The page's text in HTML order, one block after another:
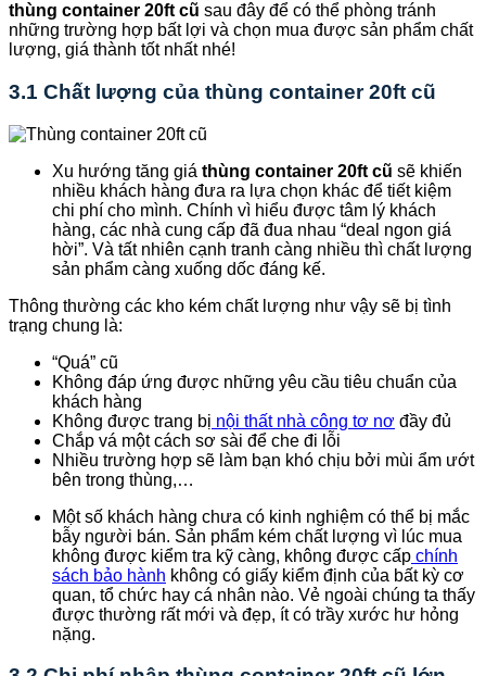
thùng container 20ft cũ sau đây để có thể phòng tránh
những trường hợp bất lợi và chọn mua được sản phẩm chất
lượng, giá thành tốt nhất nhé!
3.1 Chất lượng của thùng container 20ft cũ
Xu hướng tăng giá thùng container 20ft cũ sẽ khiến
nhiều khách hàng đưa ra lựa chọn khác để tiết kiệm
chi phí cho mình. Chính vì hiểu được tâm lý khách
hàng, các nhà cung cấp đã đua nhau “deal ngon giá
hời”. Và tất nhiên cạnh tranh càng nhiều thì chất lượng
sản phẩm càng xuống dốc đáng kế.
Thông thường các kho kém chất lượng như vậy sẽ bị tình
trạng chung là:
“Quá” cũ
Không đáp ứng được những yêu cầu tiêu chuẩn của
khách hàng
Không được trang bị nội thất nhà công tơ nơ đầy đủ
Chắp vá một cách sơ sài để che đi lỗi
Nhiều trường hợp sẽ làm bạn khó chịu bởi mùi ẩm ướt
bên trong thùng,…
Một số khách hàng chưa có kinh nghiệm có thể bị mắc
bẫy người bán. Sản phẩm kém chất lượng vì lúc mua
không được kiểm tra kỹ càng, không được cấp chính
sách bảo hành không có giấy kiểm định của bất kỳ cơ
quan, tổ chức hay cá nhân nào. Vẻ ngoài chúng ta thấy
được thường rất mới và đẹp, ít có trầy xước hư hỏng
nặng.